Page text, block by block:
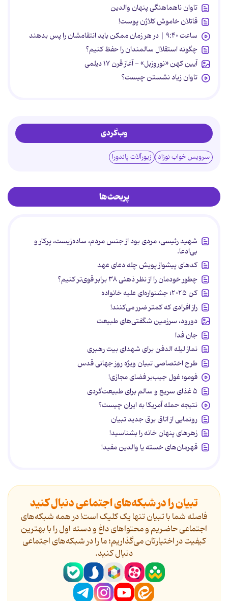
تاوان ناهماهنگی پنهان والدین
قاتلان خاموش کلاژن پوست!
ساعت ۹:۴۰ | در هر زمان ممکن باید انتقامشان را پس بدهند
چگونه استقلال سالمندان را حفظ کنیم؟
آیین کهن «نوروزبل» - آغاز قرن ۱۷ دیلمی
تاوان زیاد نشستن چیست؟
وب‌گردی
سرویس خواب نوزاد زیورآلات پاندورا
پربحث‌ها
شهید رئیسی، مردی بود از جنس مردم، ساده‌زیست، پرکار و
بی‌ادعا.
کدهای پیشواز پویش چله دعای عهد
چطور خودمان را از نظر ذهنی ۳۸ برابر قوی‌تر کنیم؟
کن ۲۰۲۵؛ جشنواره‌ای علیه خانواده
راز افرادی که کمتر ضرر می‌کنند!
دورود، سرزمین شگفتی‌های طبیعت
جان فدا
نماز لیله الدفن برای شهدای بیت رهبری
طرح اختصاصی تبیان ویژه روز جهانی قدس
فومو؛ غول جیب‌بر فضای مجازی!
۵ غذای سریع و سالم برای طبیعت‌گردی
نتیجه حمله آمریکا به ایران چیست؟
رونمایی از اتاق برق جدید تبیان
زهرهای پنهان خانه را بشناسید!
قهرمان‌های خسته یا والدین مفید!
تبیان را در شبکه‌های اجتماعی دنبال کنید
فاصله شما با تبیان تنها یک کلیک است! در همه شبکه‌های
اجتماعی حاضریم و محتواهای داغ و دسته اول را با بهترین
کیفیت در اختیارتان می‌گذاریم؛ ما را در شبکه‌های اجتماعی
دنیال کنید.